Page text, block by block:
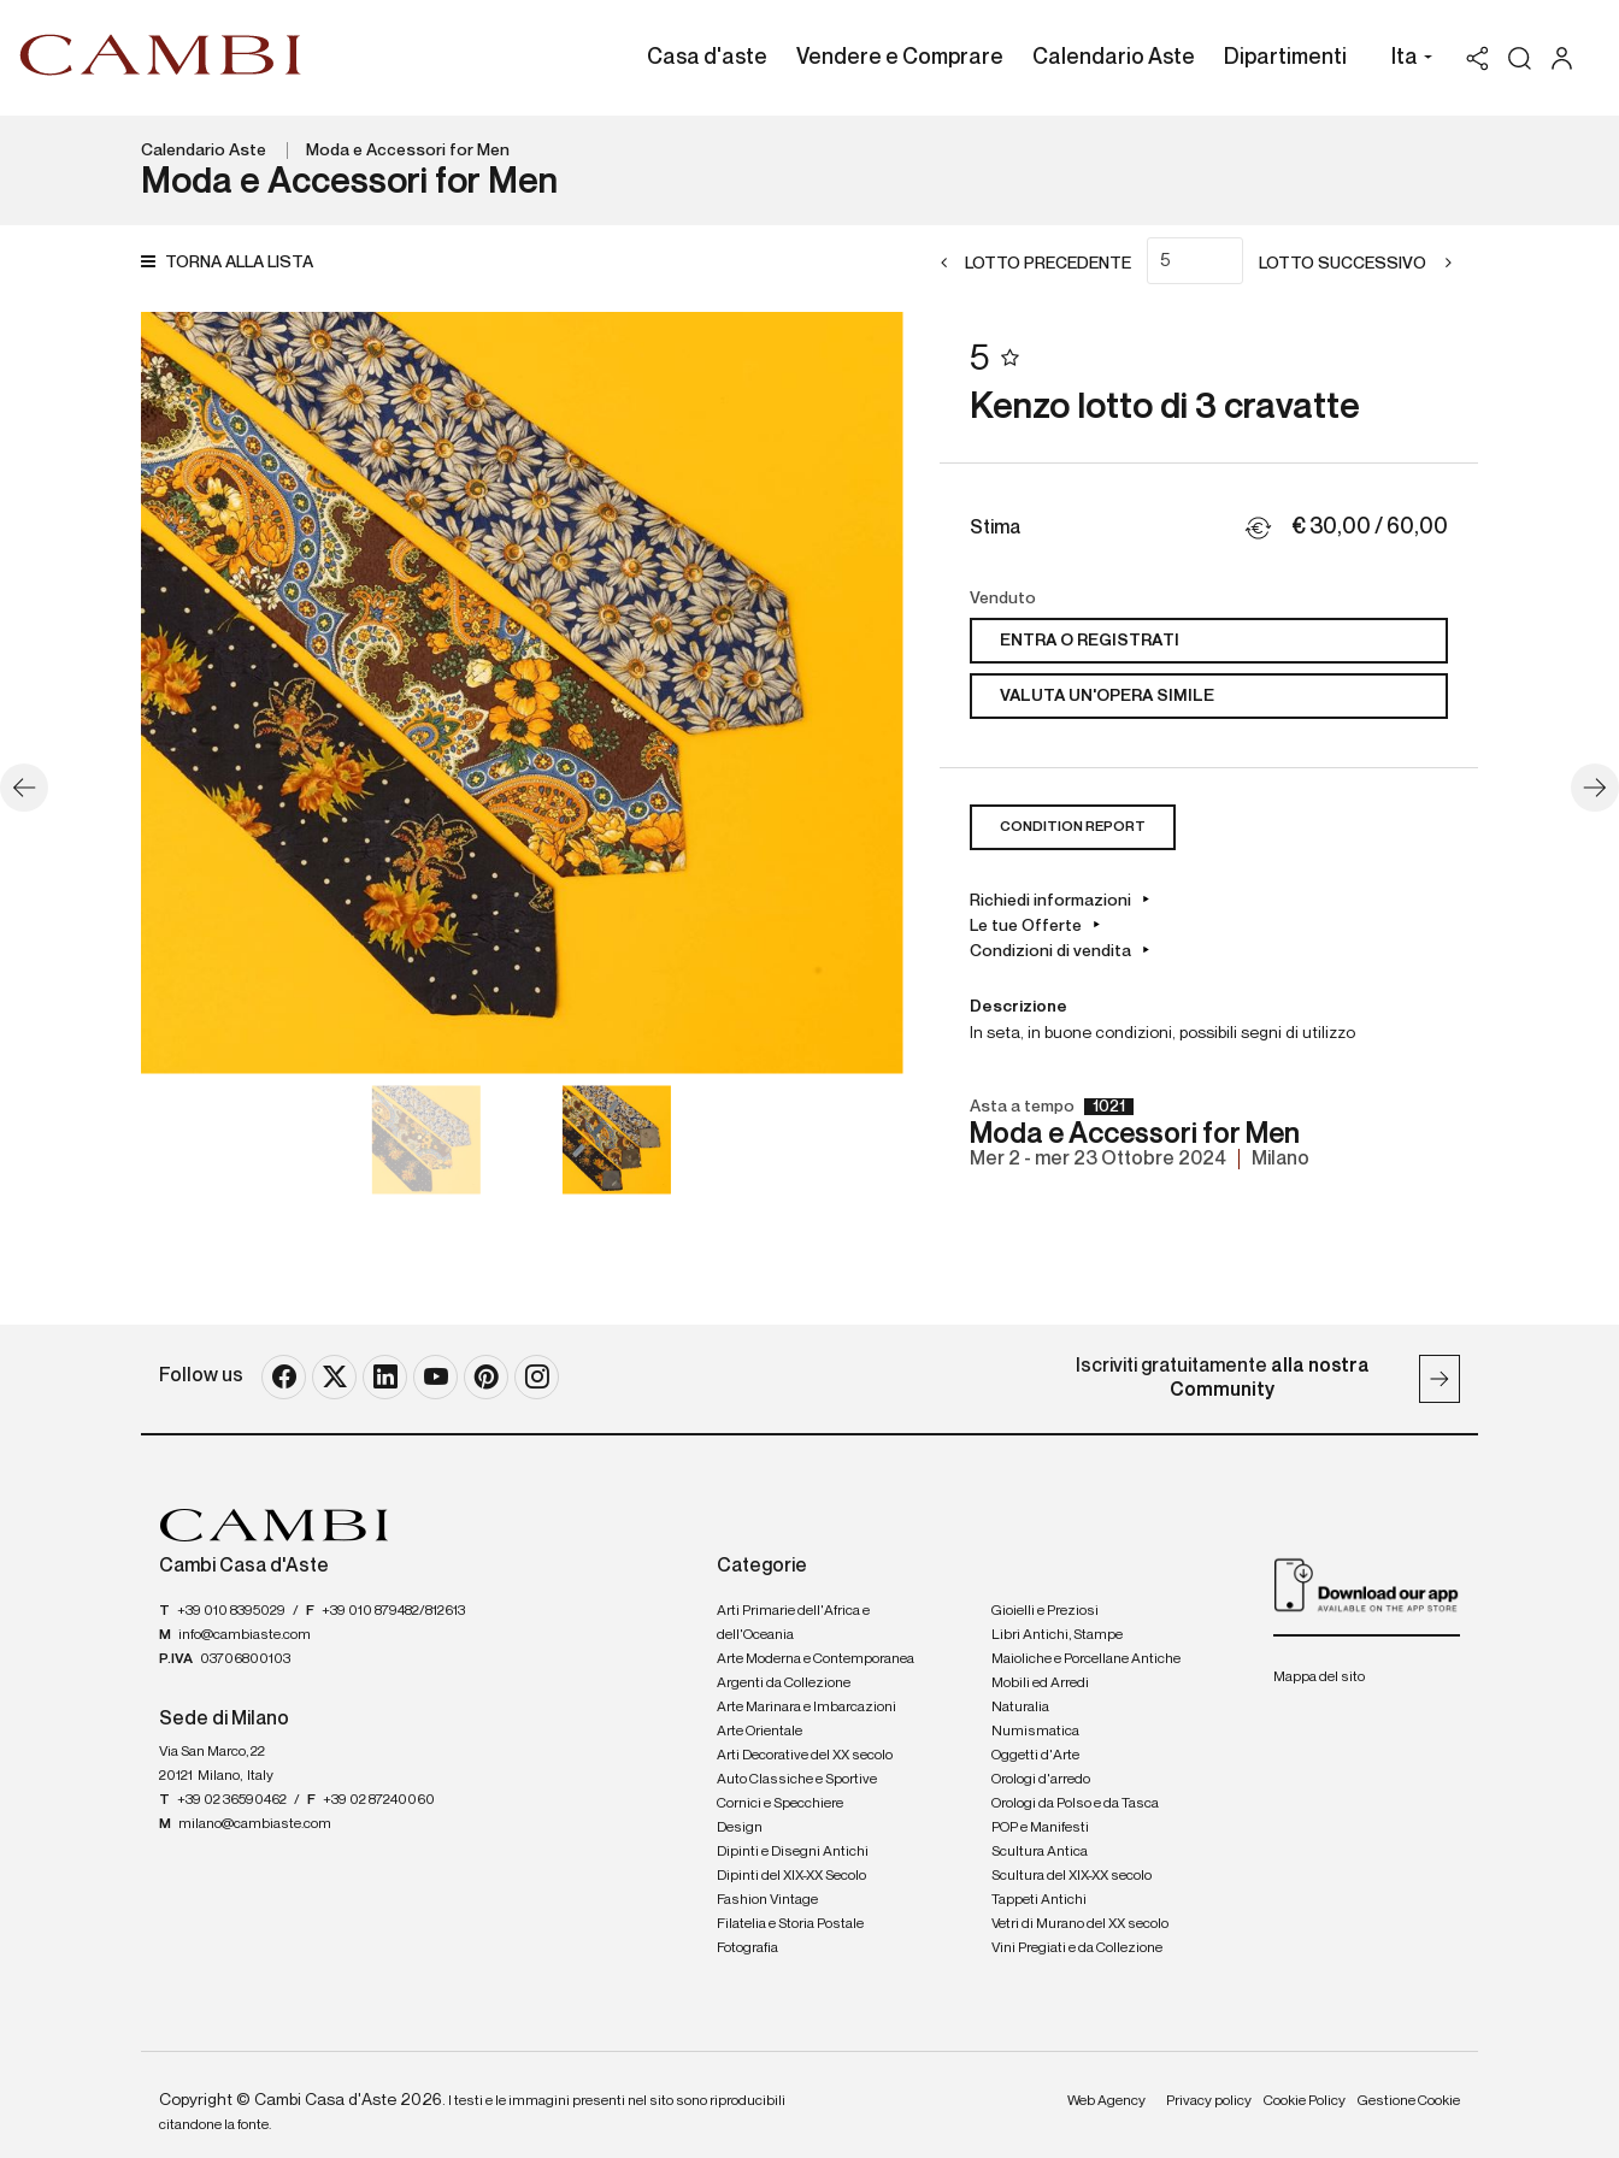
Casa d'aste Vendere e Comprare Calendario Aste Dipartimenti Ita
Calendario Aste Moda e Accessori for Men
Moda e Accessori for Men
TORNA ALLA LISTA LOTTO PRECEDENTE LOTTO SUCCESSIVO
5
Kenzo lotto di 3 cravatte
€ 30,00 / 60,00
Stima
Venduto
ENTRA O REGISTRATI
VALUTA UN'OPERA SIMILE
CONDITION REPORT
Richiedi informazioni
Le tue Offerte
Condizioni di vendita
Descrizione
In seta, in buone condizioni, possibili segni di utilizzo
Asta a tempo 1021
Moda e Accessori for Men
mer2 - mer23 Ottobre 2024 Milano
Follow us Iscriviti gratuitamente alla nostra
Community
Cambi Casa d'Aste
T +39 010 8395029 / F +39 010 879482/812613
M
info@cambiaste.com
P.IVA 03706800103
Sede di Milano
Via San Marco, 22
20121 Milano, Italy
T +39 02 36590462 / F +39 02 87240060
M
milano@cambiaste.com
Categorie
Arti Primarie dell'Africa e
dell'Oceania
Arte Moderna e Contemporanea
Argenti da Collezione
Arte Marinara e Imbarcazioni
Arte Orientale
Arti Decorative del XX secolo
Auto Classiche e Sportive
Cornici e Specchiere
Design
Dipinti e Disegni Antichi
Dipinti del XIX-XX Secolo
Fashion Vintage
Filatelia e Storia Postale
Fotografia
Gioielli e Preziosi
Libri Antichi, Stampe
Maioliche e Porcellane Antiche
Mobili ed Arredi
Naturalia
Numismatica
Oggetti d'Arte
Orologi d'arredo
Orologi da Polso e da Tasca
POP e Manifesti
Scultura Antica
Scultura del XIX-XX secolo
Tappeti Antichi
Vetri di Murano del XX secolo
Vini Pregiati e da Collezione
Mappa del sito
Copyright © Cambi Casa d'Aste 2026.
I testi e le immagini presenti nel sito sono riproducibili
citandone la fonte.
Web Agency Privacy policy Cookie Policy Gestione Cookie